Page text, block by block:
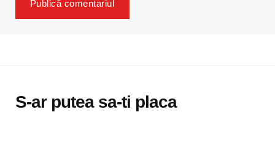
S-ar putea sa-ti placa